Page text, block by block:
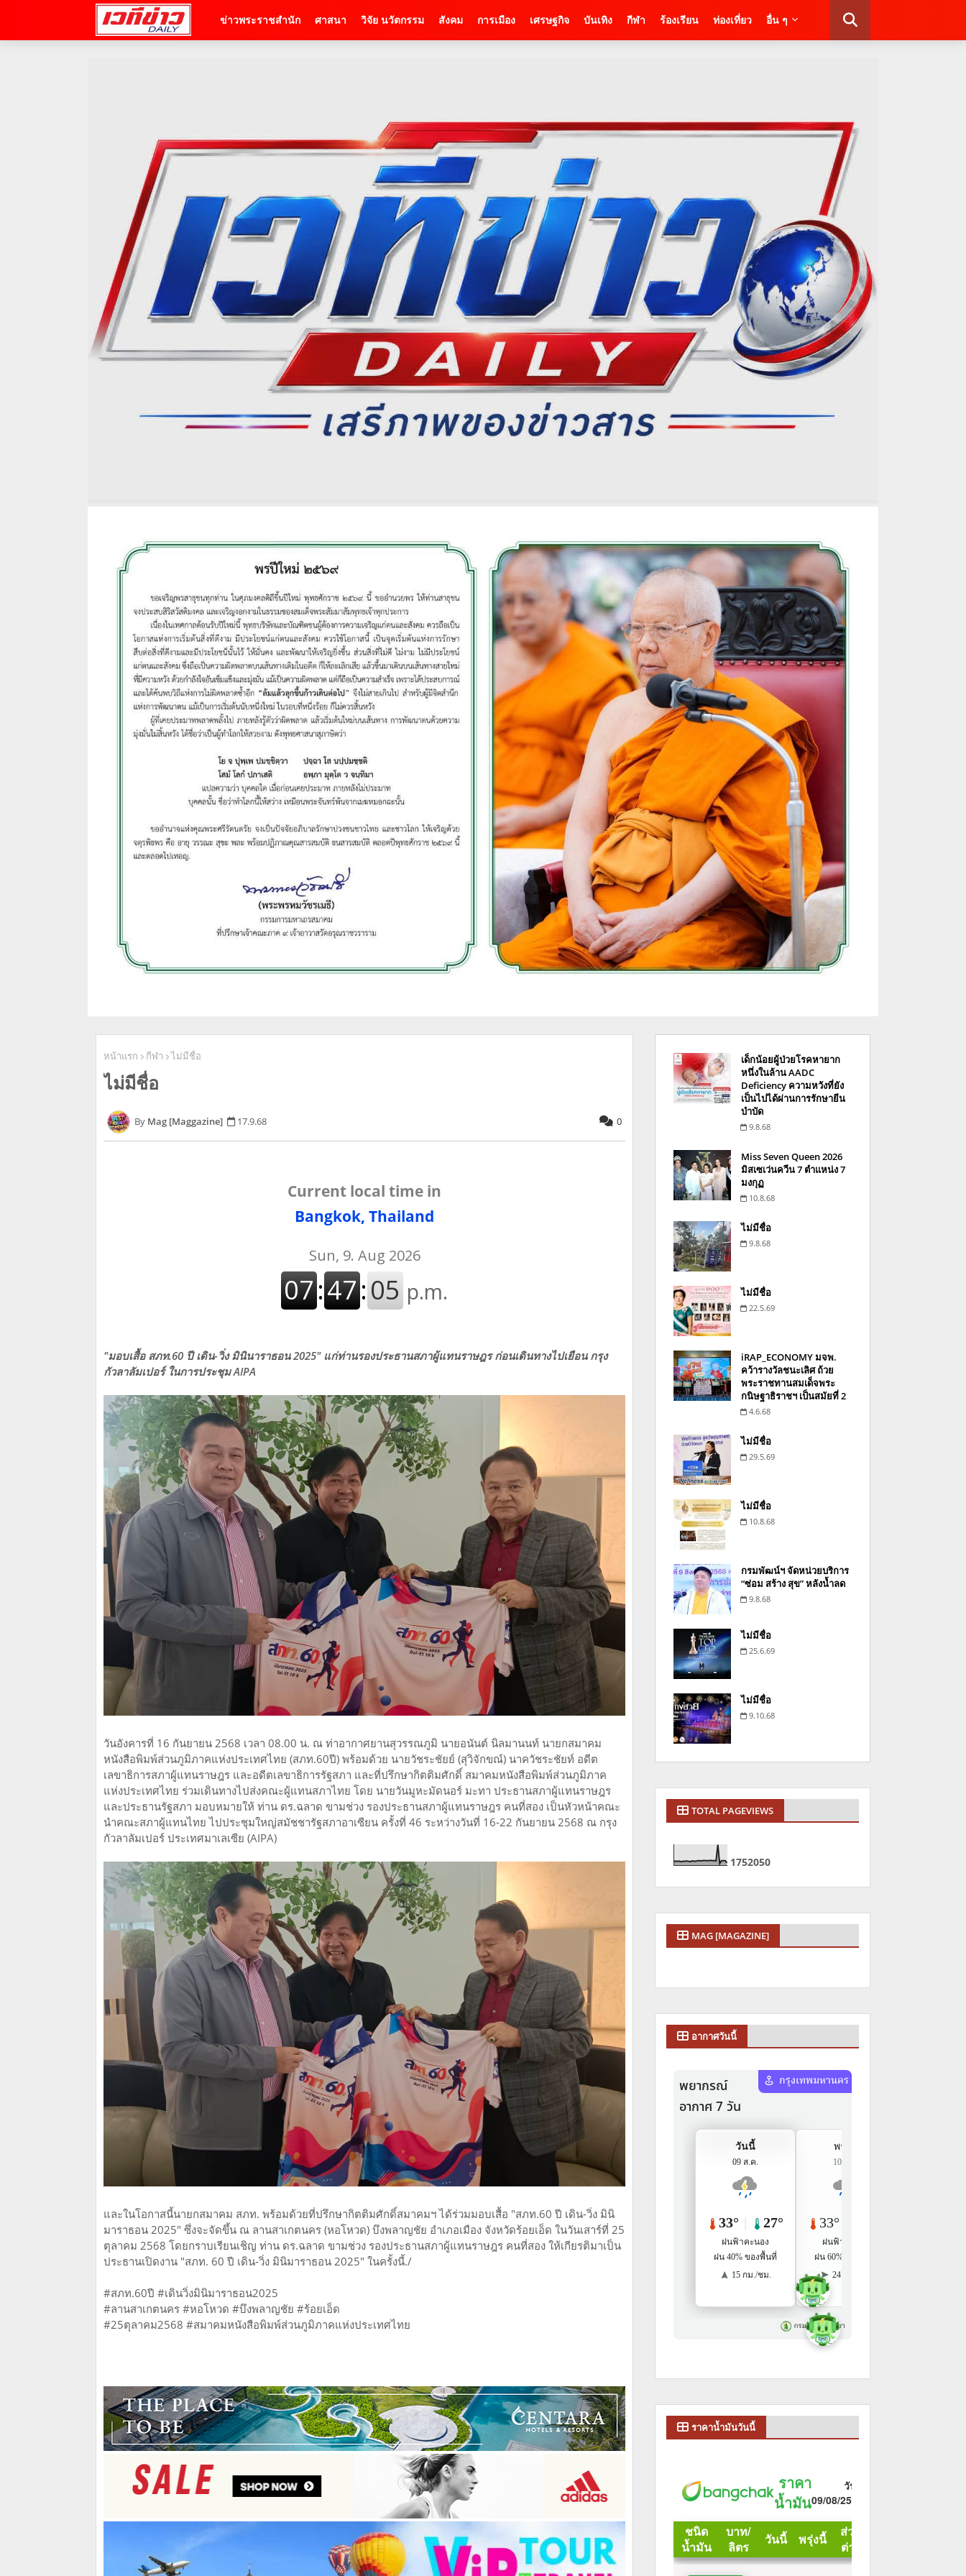
ข่าวพระราชสำนัก ศาสนา วิจัย นวัตกรรม สังคม การเมือง เศรษฐกิจ บันเทิง กีฬา ร้องเรียน ท่องเที่ยว อื่น ๆ
หน้าแรก กีฬา ไม่มีชื่อ
ไม่มีชื่อ
Mag [Maggazine] 17.9.68 0
Current local time in
Bangkok, Thailand
"มอบเสื้อ สภท.60 ปี เดิน-วิ่ง มินินาราธอน 2025" แก่ท่านรองประธานสภาผู้แทนราษฎร ก่อนเดินทางไปเยือน กรุง
กัวลาลัมเปอร์ ในการประชุม AIPA
วันอังคารที่ 16 กันยายน 2568 เวลา 08.00 น. ณ ท่าอากาศยานสุวรรณภูมิ นายอนันต์ นิลมานนท์ นายกสมาคม
หนังสือพิมพ์ส่วนภูมิภาคแห่งประเทศไทย (สภท.60ปี) พร้อมด้วย นายวัชระชัยย์ (สุวิจักขณ์) นาควัชระชัยท์ อดีต
เลขาธิการสภาผู้แทนราษฎร และอดีตเลขาธิการรัฐสภา และที่ปรึกษากิตติมศักดิ์ สมาคมหนังสือพิมพ์ส่วนภูมิภาค
แห่งประเทศไทย ร่วมเดินทางไปส่งคณะผู้แทนสภาไทย โดย นายวันมูหะมัดนอร์ มะทา ประธานสภาผู้แทนราษฎร
และประธานรัฐสภา มอบหมายให้ ท่าน ดร.ฉลาด ขามช่วง รองประธานสภาผู้แทนราษฎร คนที่สอง เป็นหัวหน้าคณะ
นำคณะสภาผู้แทนไทย ไปประชุมใหญ่สมัชชารัฐสภาอาเซียน ครั้งที่ 46 ระหว่างวันที่ 16-22 กันยายน 2568 ณ กรุง
กัวลาลัมเปอร์ ประเทศมาเลเซีย (AIPA)
และในโอกาสนี้นายกสมาคม สภท. พร้อมด้วยที่ปรึกษากิตติมศักดิ์สมาคมฯ ได้ร่วมมอบเสื้อ "สภท.60 ปี เดิน-วิ่ง มินิ
มาราธอน 2025" ซึ่งจะจัดขึ้น ณ ลานสาเกตนคร (หอโหวด) บึงพลาญชัย อำเภอเมือง จังหวัดร้อยเอ็ด ในวันเสาร์ที่ 25
ตุลาคม 2568 โดยกราบเรียนเชิญ ท่าน ดร.ฉลาด ขามช่วง รองประธานสภาผู้แทนราษฎร คนที่สอง ให้เกียรติมาเป็น
ประธานเปิดงาน "สภท. 60 ปี เดิน-วิ่ง มินิมาราธอน 2025" ในครั้งนี้./
#สภท.60ปี #เดินวิ่งมินิมาราธอน2025
#ลานสาเกตนคร #หอโหวด #บึงพลาญชัย #ร้อยเอ็ด
#25ตุลาคม2568 #สมาคมหนังสือพิมพ์ส่วนภูมิภาคแห่งประเทศไทย
เด็กน้อยผู้ป่วยโรคหายาก
หนึ่งในล้าน AADC
Deficiency ความหวังที่ยัง
เป็นไปได้ผ่านการรักษายีน
บำบัด
9.8.68
Miss Seven Queen 2026
มิสเซเว่นควีน 7 ตำแหน่ง 7
มงกุฏ
10.8.68
ไม่มีชื่อ
9.8.68
ไม่มีชื่อ
22.5.69
iRAP_ECONOMY มจพ.
คว้ารางวัลชนะเลิศ ถ้วย
พระราชทานสมเด็จพระ
กนิษฐาธิราชฯ เป็นสมัยที่ 2
4.6.68
ไม่มีชื่อ
29.5.69
ไม่มีชื่อ
10.8.68
กรมพัฒน์ฯ จัดหน่วยบริการ
“ซ่อม สร้าง สุข” หลังน้ำลด
9.8.68
ไม่มีชื่อ
25.6.69
ไม่มีชื่อ
9.10.68
TOTAL PAGEVIEWS
1752050
MAG [MAGAZINE]
อากาศวันนี้
ราคาน้ำมันวันนี้